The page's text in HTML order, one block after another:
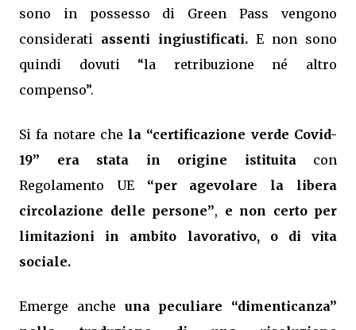
sono in possesso di Green Pass vengono
considerati assenti ingiustificati. E non sono
quindi dovuti “la retribuzione né altro
compenso”.
Si fa notare che la “certificazione verde Covid-
19” era stata in origine istituitacon
Regolamento UE “per agevolare la libera
circolazione delle persone”, e non certo per
limitazioni in ambito lavorativo, o di vita
sociale.
Emerge anche una peculiare “dimenticanza”